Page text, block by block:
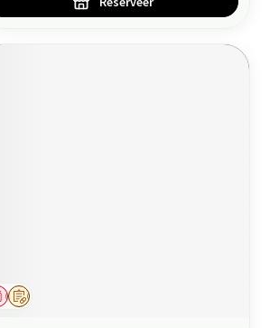
Op voorschrift
Geneesmiddel